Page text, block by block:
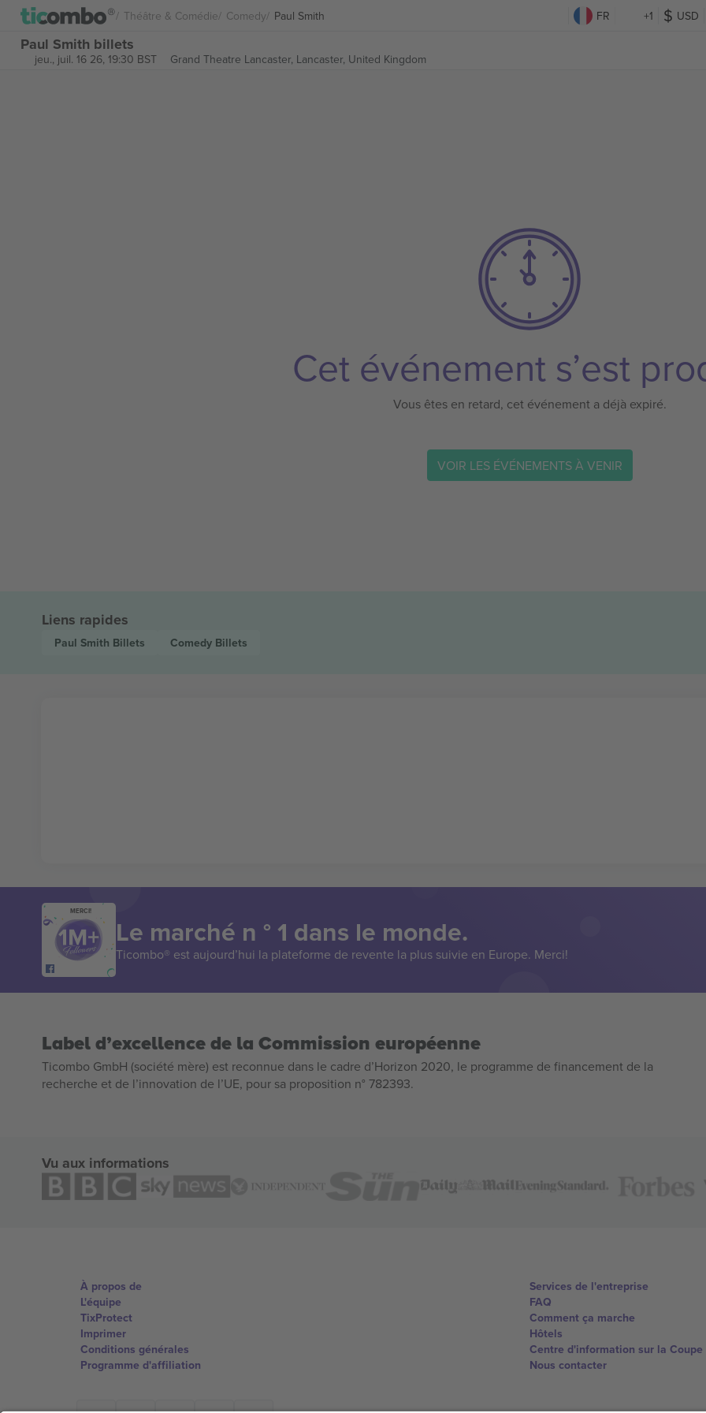
Théâtre & Comédie Comedy Paul Smith FR +1 USD
Paul Smith billets
jeu., juil. 16 26, 19:30 BST Grand Theatre Lancaster, Lancaster, United Kingdom
Cet événement s’est
Vous êtes en retard, cet événement a déjà expiré.
VOIR LES ÉVÉNEMENTS À VENIR
Liens rapides
Paul Smith Billets Comedy Billets
MERCI!
Le marché n ° 1 dans le monde.
Ticombo® est aujourd’hui la plateforme de revente la plus suivie en Europe. Merci!
Label d’excellence de la Commission européenne
Ticombo GmbH (société mère) est reconnue dans le cadre d’Horizon 2020, le programme de financement de la
recherche et de l’innovation de l’UE, pour sa proposition n° 782393.
Vu aux informations
À propos de
L'équipe
TixProtect
Imprimer
Conditions générales
Programme d'affiliation
Services de l'entreprise
FAQ
Comment ça marche
Hôtels
Centre d'information sur la Coupe
Nous contacter